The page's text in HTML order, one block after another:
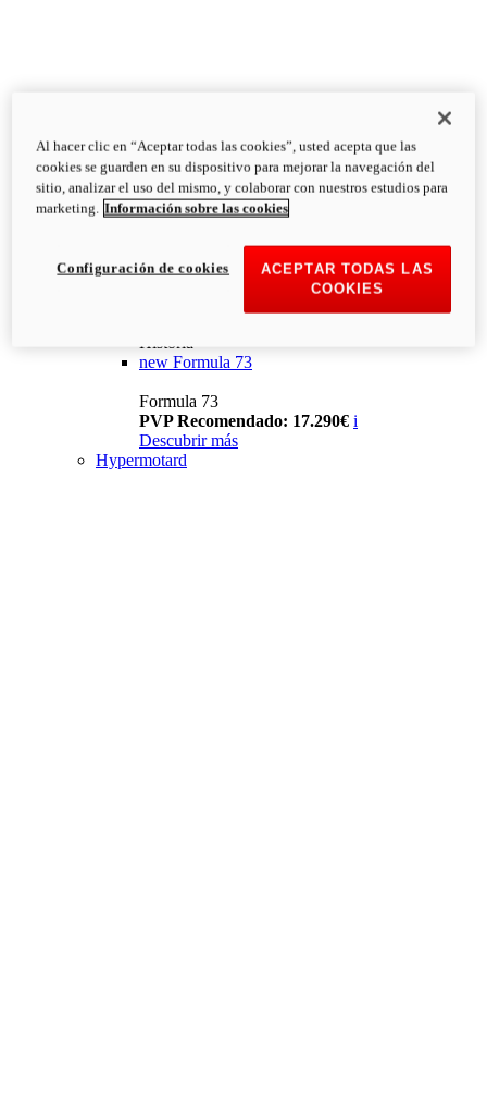
Historia
new Formula 73
Formula 73
PVP Recomendado: 17.290€ i
Descubrir más
Hypermotard
Al hacer clic en “Aceptar todas las cookies”, usted acepta que las
cookies se guarden en su dispositivo para mejorar la navegación del
sitio, analizar el uso del mismo, y colaborar con nuestros estudios para
marketing. Información sobre las cookies
ACEPTAR TODAS LAS
COOKIES
Configuración de cookies